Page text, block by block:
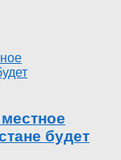
будет